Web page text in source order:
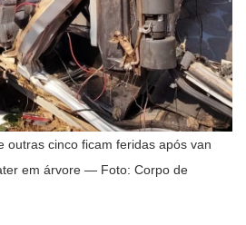
outras cinco ficam feridas após van
em árvore — Foto: Corpo de